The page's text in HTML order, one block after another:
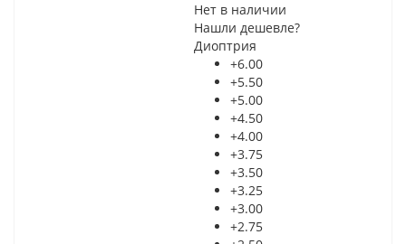
Нет в наличии
Нашли дешевле?
Диоптрия
+6.00
+5.50
+5.00
+4.50
+4.00
+3.75
+3.50
+3.25
+3.00
+2.75